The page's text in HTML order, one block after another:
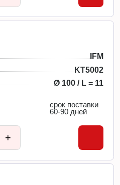
IFM
KT5002
Ø 100 / L = 11
срок поставки
60-90 дней
+